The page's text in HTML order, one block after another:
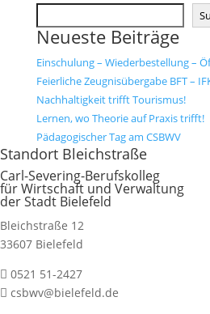
Neueste Beiträge
Einschulung – Wiederbestellung –
Feierliche Zeugnisübergabe BFT –
Nachhaltigkeit trifft Tourismus!
Lernen, wo Theorie auf Praxis trifft!
Pädagogischer Tag am CSBWV
Standort Bleichstraße
Carl-Severing-Berufskolleg
für Wirtschaft und Verwaltung
der Stadt Bielefeld
Bleichstraße 12
33607 Bielefeld
 0521 51-2427
 csbwv@bielefeld.de